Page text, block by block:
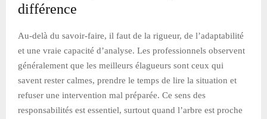
différence
Au-delà du savoir-faire, il faut de la rigueur, de l’adaptabilité
et une vraie capacité d’analyse. Les professionnels observent
généralement que les meilleurs élagueurs sont ceux qui
savent rester calmes, prendre le temps de lire la situation et
refuser une intervention mal préparée. Ce sens des
responsabilités est essentiel, surtout quand l’arbre est proche